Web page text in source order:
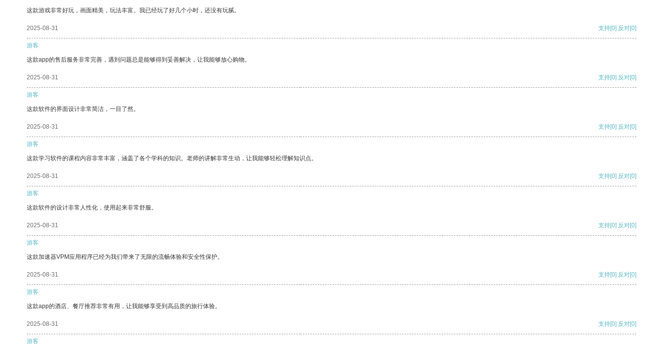
这款游戏非常好玩，画面精美，玩法丰富。我已经玩了好几个小时，还没有玩腻。
2025-08-31 支持[0] 反对[0]
游客
这款app的售后服务非常完善，遇到问题总是能够得到妥善解决，让我能够放心购物。
2025-08-31 支持[0] 反对[0]
游客
这款软件的界面设计非常简洁，一目了然。
2025-08-31 支持[0] 反对[0]
游客
这款学习软件的课程内容非常丰富，涵盖了各个学科的知识。老师的讲解非常生动，让我能够轻松理解知识点。
2025-08-31 支持[0] 反对[0]
游客
这款软件的设计非常人性化，使用起来非常舒服。
2025-08-31 支持[0] 反对[0]
游客
这款加速器VPM应用程序已经为我们带来了无限的流畅体验和安全性保护。
2025-08-31 支持[0] 反对[0]
游客
这款app的酒店、餐厅推荐非常有用，让我能够享受到高品质的旅行体验。
2025-08-31 支持[0] 反对[0]
游客